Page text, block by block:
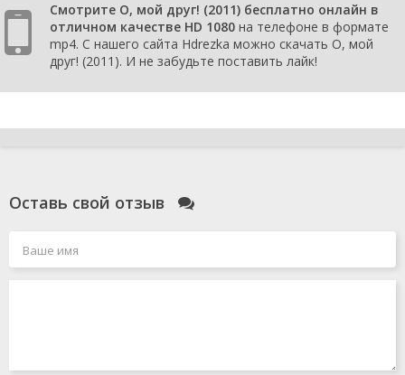
Смотрите О, мой друг! (2011) бесплатно онлайн в
отличном качестве HD 1080 на телефоне в формате
mp4. С нашего сайта Hdrezka можно скачать О, мой
друг! (2011). И не забудьте поставить лайк!
Оставь свой отзыв